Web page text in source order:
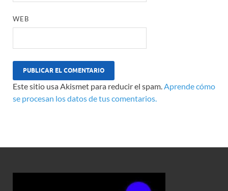
WEB
Este sitio usa Akismet para reducir el spam. Aprende cómo
se procesan los datos de tus comentarios.